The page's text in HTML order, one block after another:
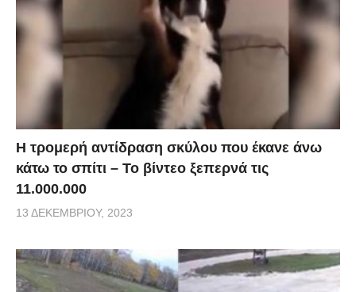
Η τρομερή αντίδραση σκύλου που έκανε άνω
κάτω το σπίτι – Το βίντεο ξεπερνά τις
11.000.000
13 ΔΕΚΕΜΒΡΊΟΥ, 2023